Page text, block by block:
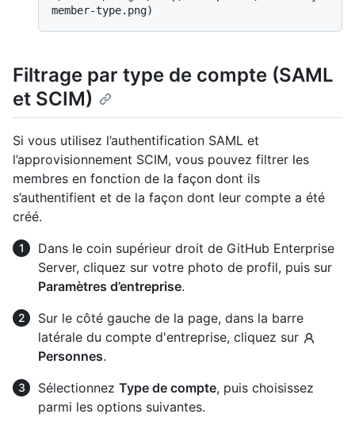
Filtrage par type de compte (SAML
et SCIM)
Si vous utilisez l’authentification SAML et
l’approvisionnement SCIM, vous pouvez filtrer les
membres en fonction de la façon dont ils
s’authentifient et de la façon dont leur compte a été
créé.
Dans le coin supérieur droit de GitHub Enterprise
Server, cliquez sur votre photo de profil, puis sur
Paramètres d’entreprise.
Sur le côté gauche de la page, dans la barre
latérale du compte d'entreprise, cliquez sur
Personnes.
Sélectionnez Type de compte, puis choisissez
parmi les options suivantes.